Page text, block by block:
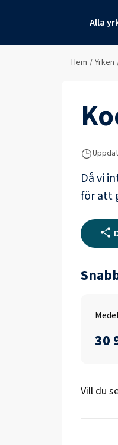
Alla
Hem / Yrken
Då vi
för att
30
Vill du